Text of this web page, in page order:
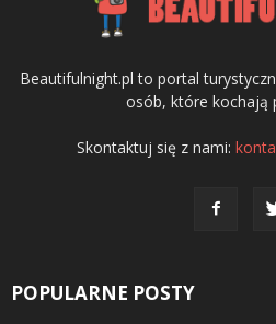
Beautifulnight.pl to portal
osób, które kochają
Skontaktuj się z nami:
POPULARNE POSTY